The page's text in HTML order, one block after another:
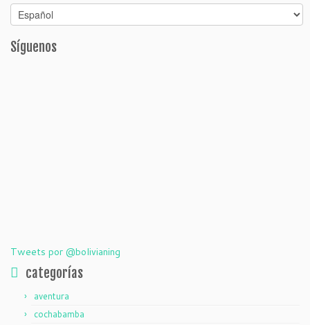
Síguenos
Tweets por @bolivianing
categorías
aventura
cochabamba